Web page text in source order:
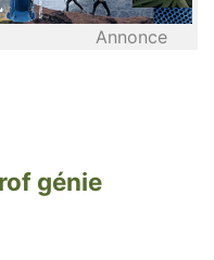
Annonce
génie